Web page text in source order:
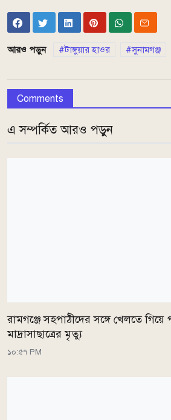
আরও পড়ুন টাঙ্গুয়ার হাওর সুনামগঞ্জ
Comments
এ সম্পর্কিত আরও পড়ুন
রামগঞ্জে সহপাঠীদের সঙ্গে খেলতে গিয়ে
মাদ্রাসাছাত্রের মৃত্যু
১০:৫৭ PM